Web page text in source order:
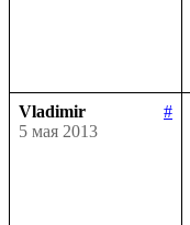
Vladimir
#
5 мая 2013